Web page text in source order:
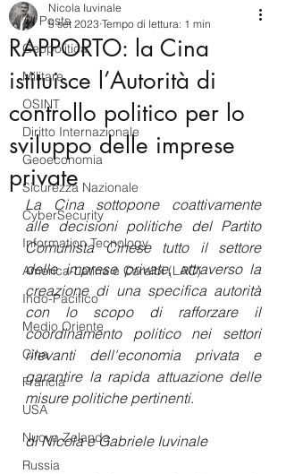
All Posts
Geopolitica
Militare
OSINT
Diritto Internazionale
Geoeconomia
Sicurezza Nazionale
CyberSecurity
Information Tecnology
America-Latina e Caraibi (LAC)
Indo-Pacifico
Medio Oriente
Cina
Francia
USA
Nuova Zelanda
Russia
RAPPORTO: la Cina
istituisce l’Autorità di
controllo politico per lo
sviluppo delle imprese
private
Nicola Iuvinale
5 set 2023 Tempo di lettura: 1 min
La Cina sottopone coattivamente
alle decisioni politiche del Partito
Comunista Cinese tutto il settore
delle imprese private, attraverso la
creazione di una specifica autorità
con lo scopo di rafforzare il
coordinamento politico nei settori
rilevanti dell'economia privata e
garantire la rapida attuazione delle
misure politiche pertinenti.
di Nicola e Gabriele Iuvinale